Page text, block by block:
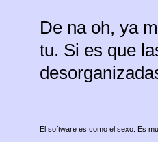
De na oh, ya
tu. Si es que
El software es como el sexo: Es